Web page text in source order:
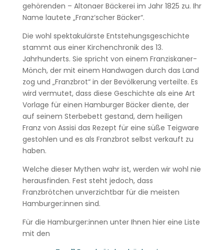
gehörenden – Altonaer Bäckerei im Jahr 1825 zu. Ihr
Name lautete „Franz‘scher Bäcker“.
Die wohl spektakulärste Entstehungsgeschichte
stammt aus einer Kirchenchronik des 13.
Jahrhunderts. Sie spricht von einem Franziskaner-
Mönch, der mit einem Handwagen durch das Land
zog und „Franzbrot“ in der Bevölkerung verteilte. Es
wird vermutet, dass diese Geschichte als eine Art
Vorlage für einen Hamburger Bäcker diente, der
auf seinem Sterbebett gestand, dem heiligen
Franz von Assisi das Rezept für eine süße Teigware
gestohlen und es als Franzbrot selbst verkauft zu
haben.
Welche dieser Mythen wahr ist, werden wir wohl nie
herausfinden. Fest steht jedoch, dass
Franzbrötchen unverzichtbar für die meisten
Hamburger:innen sind.
Für die Hamburger:innen unter Ihnen hier eine Liste
mit den